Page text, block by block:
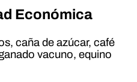
Económica
caña de azúcar, café
vacuno, equino